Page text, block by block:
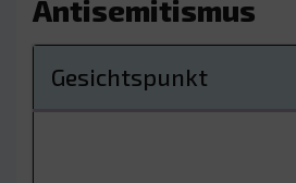
Antisemitismus
Gesichtspunkt